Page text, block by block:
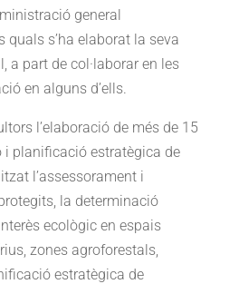
general
quals s’ha elaborat la seva
a part de col·laborar en les
en alguns d’ells.
l’elaboració de més de 15
i planificació estratègica de
l’assessorament i
la determinació
ecològic en espais
zones agroforestals,
estratègica de